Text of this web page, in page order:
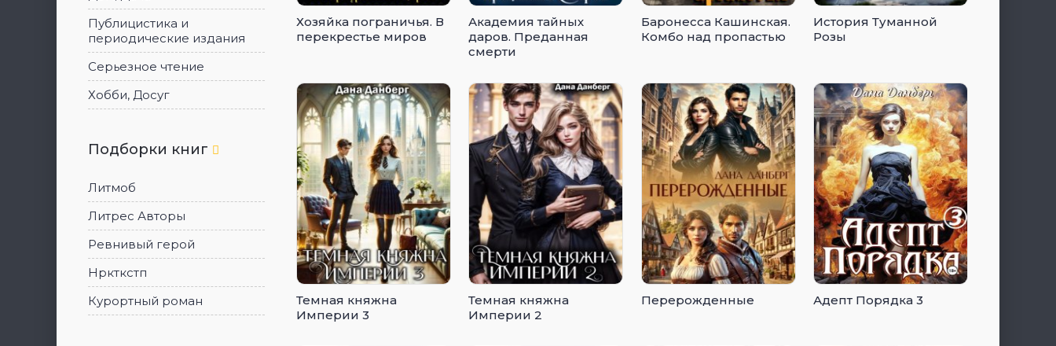
Публицистика и
периодические издания
Серьезное чтение
Хобби, Досуг
Подборки книг
Литмоб
Литрес Авторы
Ревнивый герой
Нркткстп
Курортный роман
Хозяйка пограничья. В
перекрестье миров
Академия тайных
даров. Преданная
смерти
Баронесса Кашинская.
Комбо над пропастью
История Туманной
Розы
Темная княжна
Империи 3
Темная княжна
Империи 2
Перерожденные Адепт Порядка 3